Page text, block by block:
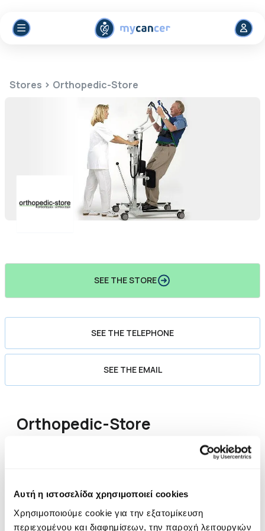
Αυτή η ιστοσελίδα χρησιμοποιεί cookies
Χρησιμοποιούμε cookie για την εξατομίκευση
περιεχομένου και διαφημίσεων, την παροχή λειτουργιών
Stores > Orthopedic-Store
Orthopedic-Store
Orthopedics, wheelchairs, mastectomy items
Facebook
SEE THE STORE
SEE THE TELEPHONE
SEE THE EMAIL